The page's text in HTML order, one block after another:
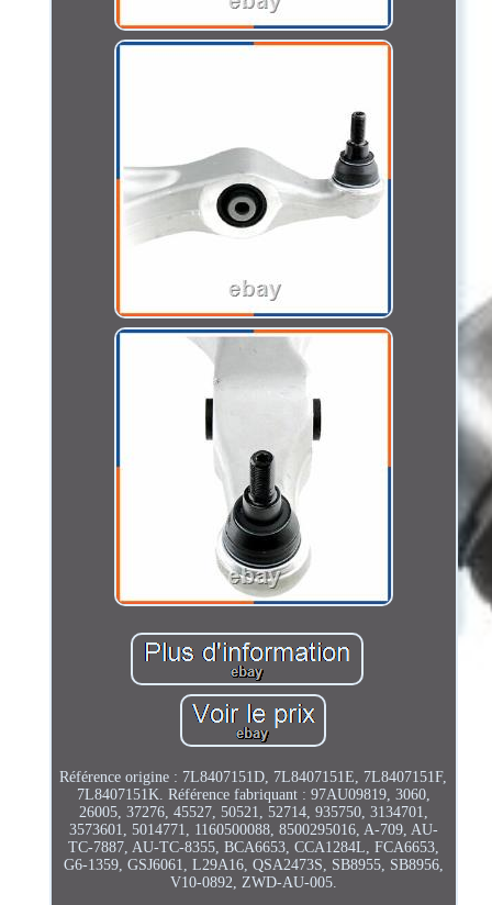
Référence origine : 7L8407151D, 7L8407151E, 7L8407151F,
7L8407151K. Référence fabriquant : 97AU09819, 3060,
26005, 37276, 45527, 50521, 52714, 935750, 3134701,
3573601, 5014771, 1160500088, 8500295016, A-709, AU-
TC-7887, AU-TC-8355, BCA6653, CCA1284L, FCA6653,
G6-1359, GSJ6061, L29A16, QSA2473S, SB8955, SB8956,
V10-0892, ZWD-AU-005.